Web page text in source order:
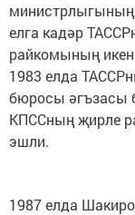
елга кадәр
райкомының
1983 елда
бюросы әгъзасы
КПССның җирле
эшли.
1987 елда